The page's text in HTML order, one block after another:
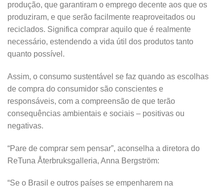
produção, que garantiram o emprego decente aos que os
produziram, e que serão facilmente reaproveitados ou
reciclados. Significa comprar aquilo que é realmente
necessário, estendendo a vida útil dos produtos tanto
quanto possível.
Assim, o consumo sustentável se faz quando as escolhas
de compra do consumidor são conscientes e
responsáveis, com a compreensão de que terão
consequências ambientais e sociais – positivas ou
negativas.
“Pare de comprar sem pensar”, aconselha a diretora do
ReTuna Återbruksgalleria, Anna Bergström:
“Se o Brasil e outros países se empenharem na